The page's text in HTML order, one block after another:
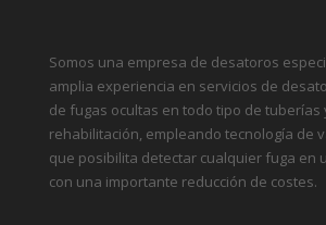
Somos una empresa de desatoros
amplia experiencia en servicios de
de fugas ocultas en todo tipo de tuberías
rehabilitación, empleando tecnología de
que posibilita detectar cualquier fuga en
con una importante reducción de costes.